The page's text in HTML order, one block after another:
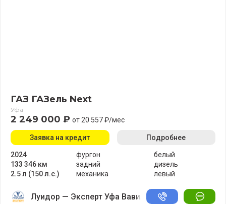
ГАЗ ГАЗель Next
Уфа
2 249 000 ₽ от 20 557 ₽/мес
2024
133 346 км
2.5 л (150 л.с.)
фургон
задний
механика
белый
дизель
левый
Заявка на кредит Подробнее
Луидор — Эксперт Уфа Вавилово